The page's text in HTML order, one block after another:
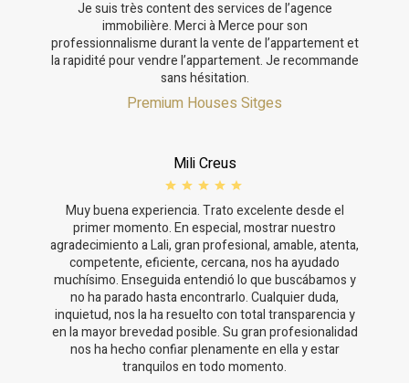
Je suis très content des services de l’agence
immobilière. Merci à Merce pour son
professionnalisme durant la vente de l’appartement et
la rapidité pour vendre l’appartement. Je recommande
sans hésitation.
Premium Houses Sitges
Mili Creus
Muy buena experiencia. Trato excelente desde el
primer momento. En especial, mostrar nuestro
agradecimiento a Lali, gran profesional, amable, atenta,
competente, eficiente, cercana, nos ha ayudado
muchísimo. Enseguida entendió lo que buscábamos y
no ha parado hasta encontrarlo. Cualquier duda,
inquietud, nos la ha resuelto con total transparencia y
en la mayor brevedad posible. Su gran profesionalidad
nos ha hecho confiar plenamente en ella y estar
tranquilos en todo momento.
Изменить куки